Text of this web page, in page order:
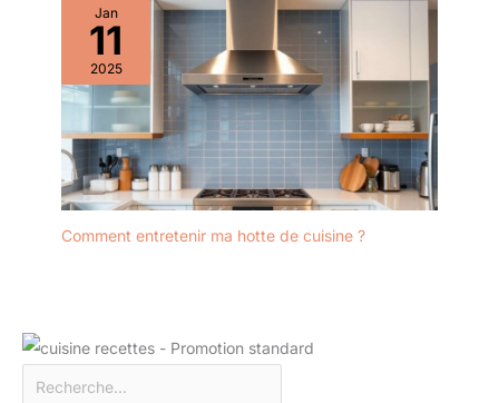
Jan
11
2025
Comment entretenir ma hotte de cuisine ?